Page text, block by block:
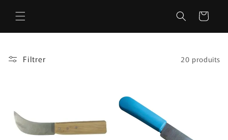
passer
au
Panier
Filtrer 20 produits